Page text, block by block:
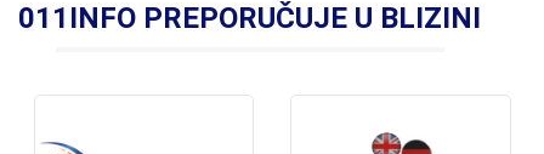
011INFO PREPORUČUJE U BLIZINI